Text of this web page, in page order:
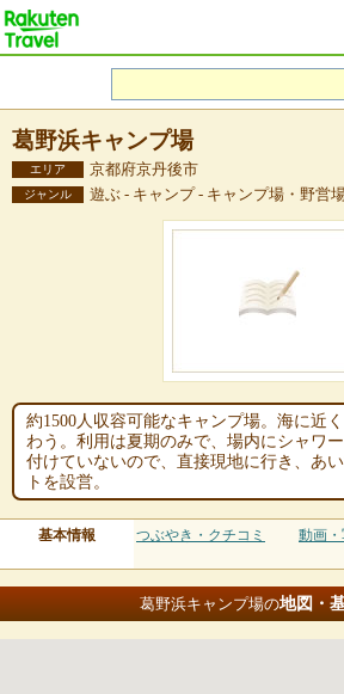
葛野浜キャンプ場
エリア 京都府京丹後市
ジャンル 遊ぶ - キャンプ - キャンプ場・野営
約1500人収容可能なキャンプ場。海に近
わう。利用は夏期のみで、場内にシャワ
付けていないので、直接現地に行き、あ
トを設営。
基本情報 つぶやき・クチコミ 動画
葛野浜キャンプ場の地図・